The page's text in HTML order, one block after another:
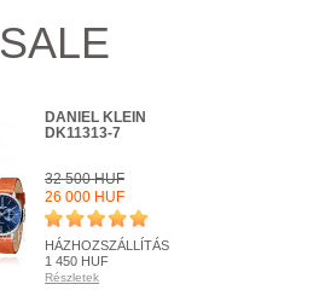
SALE
DANIEL KLEIN
DK11313-7
32 500 HUF
26 000 HUF
HÁZHOZSZÁLLÍTÁS
1 450 HUF
Részletek